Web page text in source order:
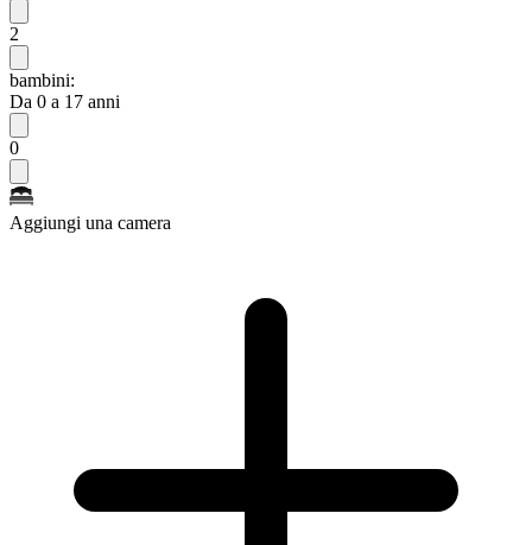
2
bambini:
Da 0 a 17 anni
0
Aggiungi una camera